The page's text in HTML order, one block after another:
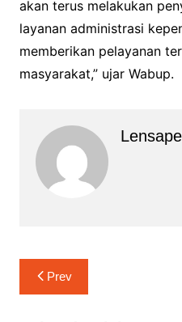
akan terus melakukan
layanan administrasi
memberikan pelayanan
masyarakat,” ujar Wabup.
Navigasi
pos
Prev